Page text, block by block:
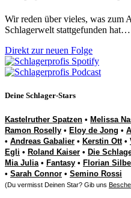
Wir reden über vieles, was zum
Schlagerwelt stattgefunden hat…
Direkt zur neuen Folge
Deine Schlager-Stars
Kastelruther Spatzen • Melissa
Ramon Roselly • Eloy de Jong •
• Andreas Gabalier • Kerstin Ott•
Egli • Roland Kaiser • Die
Mia Julia• Fantasy • Florian
• Sarah Connor • Semino Rossi
(Du vermisst Deinen Star? Gib uns